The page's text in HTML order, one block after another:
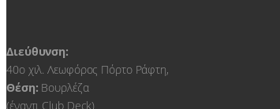
Διεύθυνση:
40ο χιλ. Λεωφόρος Πόρτο Ράφτη,
Θέση: Βουρλέζα
(έναντι Club Deck)